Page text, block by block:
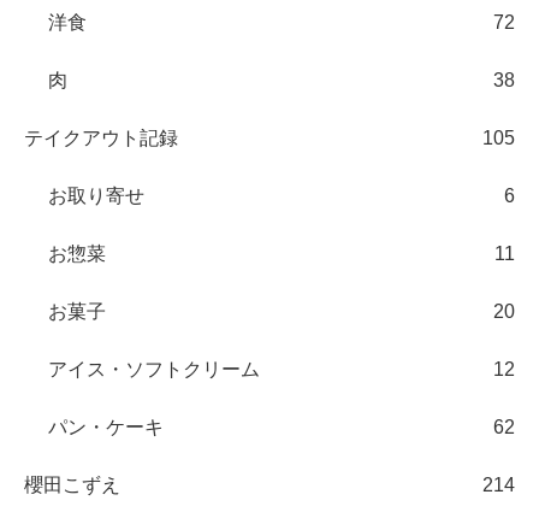
洋食 72
肉 38
テイクアウト記録 105
お取り寄せ 6
お惣菜 11
お菓子 20
アイス・ソフトクリーム 12
パン・ケーキ 62
櫻田こずえ 214